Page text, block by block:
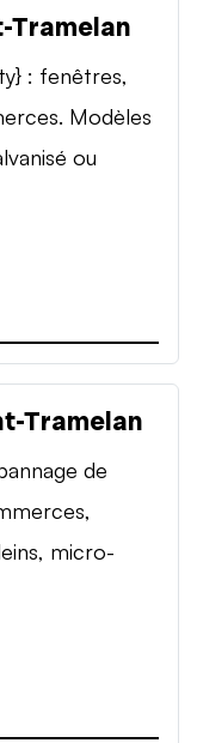
Tramelan
: fenêtres,
Modèles
ou
Tramelan
de
micro-